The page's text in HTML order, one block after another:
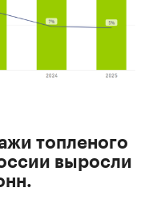
готовых
топленого
выросли